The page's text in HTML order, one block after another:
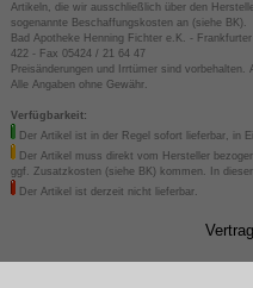
Artikeln, die wir ausschließlich über den
sogenannte Beschaffungskosten an (siehe BK).
Bad Apotheke Henning Fichter e.K. -
422 - Fax 05424 / 21 64 47
Preisänderungen und Irrtümer sind vorbehalten.
Alle Angaben ohne Gewähr.
Verfügbarkeit:
Der Artikel ist in der Regel sofort lieferbar, in
Der Artikel muss direkt vom Hersteller
ggf. Zusatzkosten (siehe BK) kommen. In
Der Artikel ist derzeit nicht lieferbar.